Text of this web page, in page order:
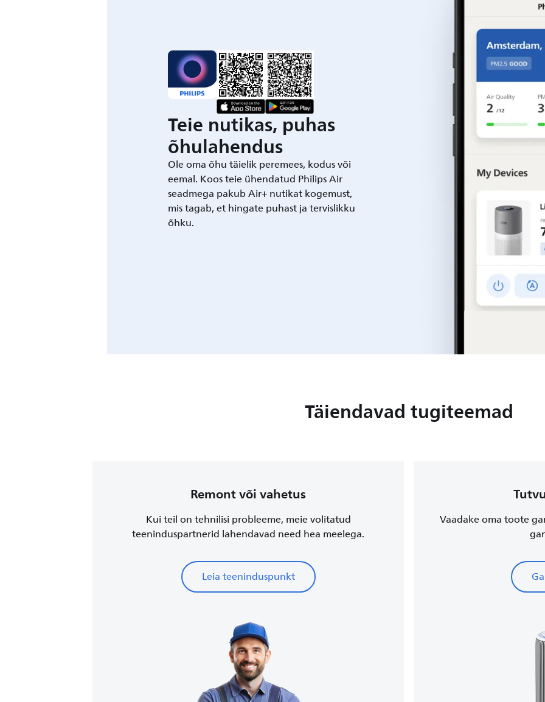
Teie nutikas, puhas
õhulahendus
Ole oma õhu täielik peremees, kodus või
eemal. Koos teie ühendatud Philips Air
seadmega pakub Air+ nutikat kogemust,
mis tagab, et hingate puhast ja tervislikku
õhku.
Täiendavad tugiteemad
Remont või vahetus
Kui teil on tehnilisi probleeme, meie volitatud
teeninduspartnerid lahendavad need hea meelega.
Leia teeninduspunkt
Vaadake oma toote